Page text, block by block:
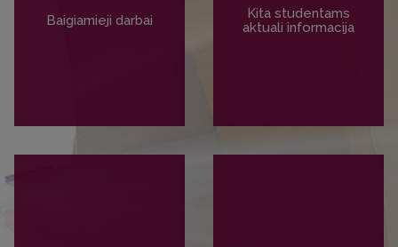
Baigiamieji darbai
Kita studentams
aktuali informacija